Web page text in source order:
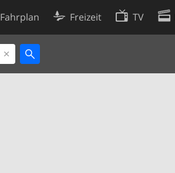
Fahrplan Freizeit TV
Cookie-Richtlinie
Cookie-Einstellungen